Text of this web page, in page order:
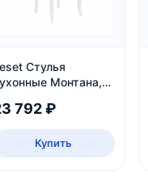
Стулья
Монтана,
792 ₽
Купить